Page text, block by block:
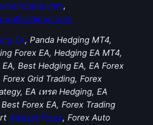
,
EA, Panda Hedging MT4,
Forex EA, Hedging EA MT4,
Best Hedging EA, EA Forex
Forex Grid Trading, Forex
EA เทรด Hedging, EA
Forex EA, Forex Trading
Advisor Forex, Forex Auto